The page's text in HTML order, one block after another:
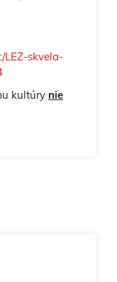
LEZ-skvela-
kultúry nie